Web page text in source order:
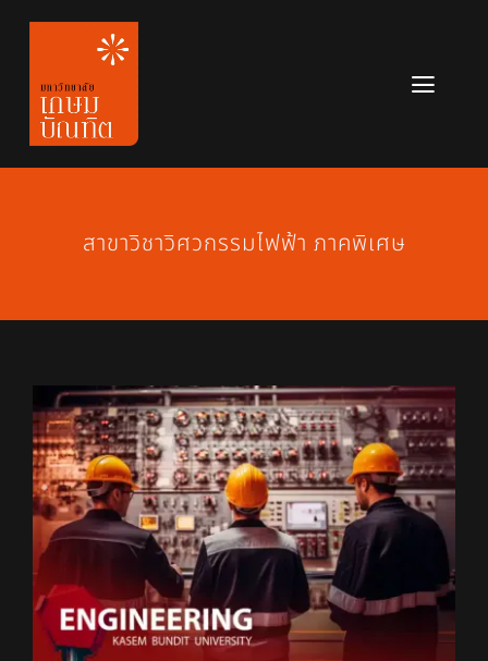
Skip
content
หลักสูตร
สมัครเรียน
สาขาวิชาวิศวกรรมไฟฟ้า ภาคพิเศษ
View
Larger
Image